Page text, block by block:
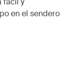
en el sendero